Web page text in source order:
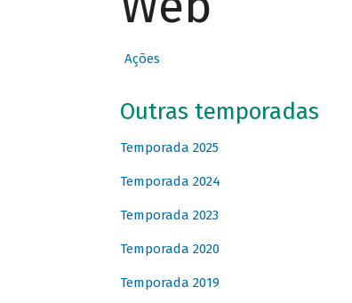
Ações
Outras temporadas
Temporada 2025
Temporada 2024
Temporada 2023
Temporada 2020
Temporada 2019